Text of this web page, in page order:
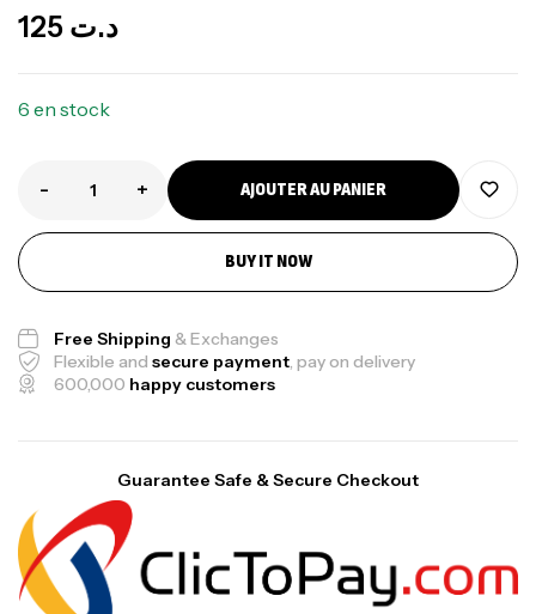
د.ت
6 en stock
- + AJOUTER AU PANIER
BUY IT NOW
Free Shipping & Exchanges
Flexible and secure payment, pay on delivery
600,000 happy customers
Guarantee Safe & Secure Checkout